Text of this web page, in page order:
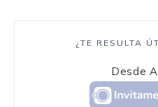
¿TE RESULTA
Desde